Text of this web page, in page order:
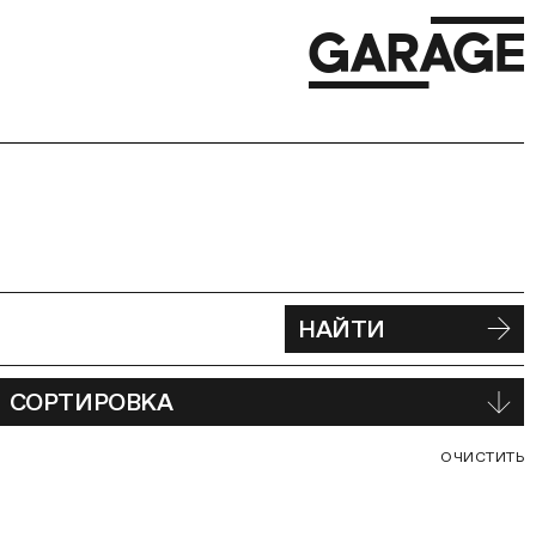
НАЙТИ
СОРТИРОВКА
ОЧИСТИТЬ